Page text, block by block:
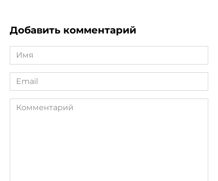
Добавить комментарий
Имя
*
Email
*
Комментарий